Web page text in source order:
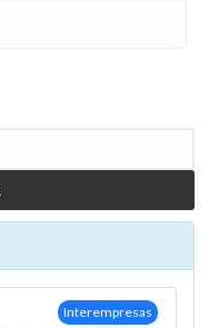
Interempresas